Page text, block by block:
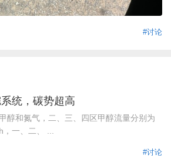
#讨论
统，碳势超高
醇和氮气，二、三、四区甲醇流量分别为
一、二、 ...
#讨论